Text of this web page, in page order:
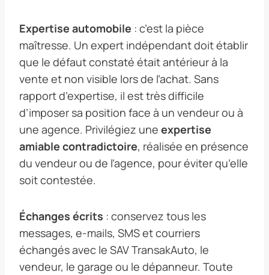
Expertise automobile : c’est la pièce
maîtresse. Un expert indépendant doit établir
que le défaut constaté était antérieur à la
vente et non visible lors de l’achat. Sans
rapport d’expertise, il est très difficile
d’imposer sa position face à un vendeur ou à
une agence. Privilégiez une expertise
amiable contradictoire, réalisée en présence
du vendeur ou de l’agence, pour éviter qu’elle
soit contestée.
Échanges écrits : conservez tous les
messages, e-mails, SMS et courriers
échangés avec le SAV TransakAuto, le
vendeur, le garage ou le dépanneur. Toute